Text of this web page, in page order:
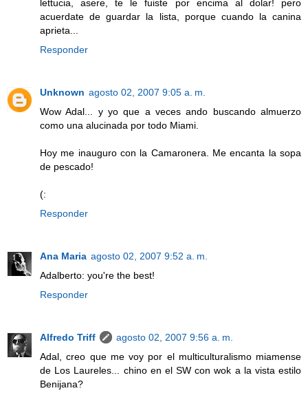
lettucia, asere, te le fuiste por encima al dolar! pero
acuerdate de guardar la lista, porque cuando la canina
aprieta...
Responder
Unknown agosto 02, 2007 9:05 a. m.
Wow Adal... y yo que a veces ando buscando almuerzo
como una alucinada por todo Miami.
Hoy me inauguro con la Camaronera. Me encanta la sopa
de pescado!
(:
Responder
Ana Maria agosto 02, 2007 9:52 a. m.
Adalberto: you're the best!
Responder
Alfredo Triff
agosto 02, 2007 9:56 a. m.
Adal, creo que me voy por el multiculturalismo miamense
de Los Laureles... chino en el SW con wok a la vista estilo
Benijana?